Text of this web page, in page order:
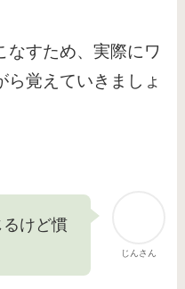
すため、実際にワ
覚えていきましょ
じんさん
けど慣